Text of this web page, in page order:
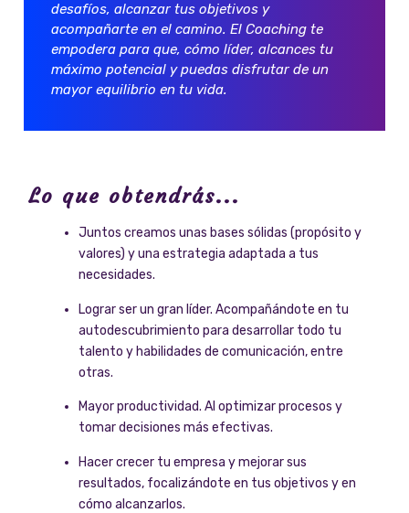
desafíos, alcanzar tus objetivos y
acompañarte en el camino. El Coaching te
empodera para que, cómo líder, alcances tu
máximo potencial y puedas disfrutar de un
mayor equilibrio en tu vida.
Lo que obtendrás...
Juntos creamos unas bases sólidas (propósito y
valores) y una estrategia adaptada a tus
necesidades.
Lograr ser un gran líder. Acompañándote en tu
autodescubrimiento para desarrollar todo tu
talento y habilidades de comunicación, entre
otras.
Mayor productividad. Al optimizar procesos y
tomar decisiones más efectivas.
Hacer crecer tu empresa y mejorar sus
resultados, focalizándote en tus objetivos y en
cómo alcanzarlos.